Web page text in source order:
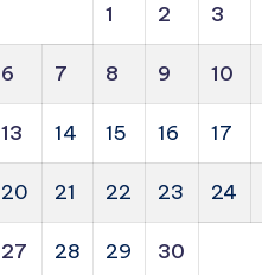
1 2 3
6 7 8 9 10
13 14 15 16 17
20 21 22 23 24
27 28 29 30